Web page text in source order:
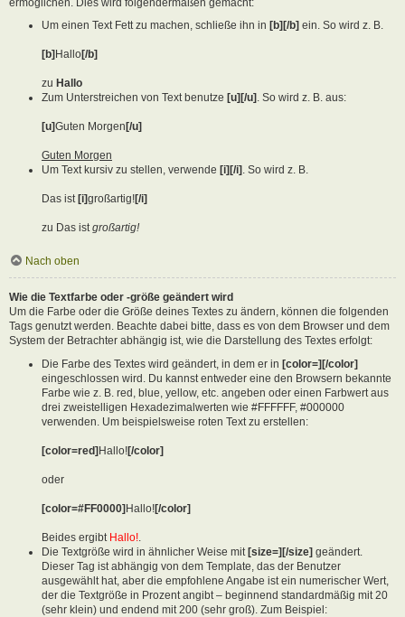
Um einen Text Fett zu machen, schließe ihn in [b][/b] ein. So wird z. B.
[b] Hallo[/b]
zu Hallo
Zum Unterstreichen von Text benutze [u][/u] . So wird z. B. aus:
[u]Guten Morgen [/u]
Guten Morgen
Um Text kursiv zu stellen, verwende [i][/i] . So wird z. B.
Das ist [i]großartig![/i]
zu Das istgroßartig!
Nach oben
Wie die Textfarbe oder -größe geändert wird
Um die Farbe oder die Größe deines Textes zu ändern, können die folgenden
Tags genutzt werden. Beachte dabei bitte, dass es von dem Browser und dem
System der Betrachter abhängig ist, wie die Darstellung des Textes erfolgt:
Die Farbe des Textes wird geändert, in dem er in [color=][/color]
eingeschlossen wird. Du kannst entweder eine den Browsern bekannte
Farbe wie z. B. red, blue, yellow, etc. angeben oder einen Farbwert aus
drei zweistelligen Hexadezimalwerten wie #FFFFFF, #000000
verwenden. Um beispielsweise roten Text zu erstellen:
[color=red]Hallo![/color]
oder
[color=#FF0000]Hallo![/color]
Beides ergibt Hallo!
Die Textgröße wird in ähnlicher Weise mit [size=][/size] geändert.
Dieser Tag ist abhängig von dem Template, das der Benutzer
ausgewählt hat, aber die empfohlene Angabe ist ein numerischer Wert,
der die Textgröße in Prozent angibt – beginnend standardmäßig mit 20
(sehr klein) und endend mit 200 (sehr groß). Zum Beispiel: